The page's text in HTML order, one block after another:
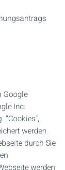
Google
Inc.
werden
durch Sie
werden